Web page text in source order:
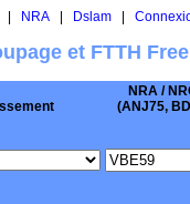
NRA| Dslam|
et FTTH
NRA /
(ANJ75,